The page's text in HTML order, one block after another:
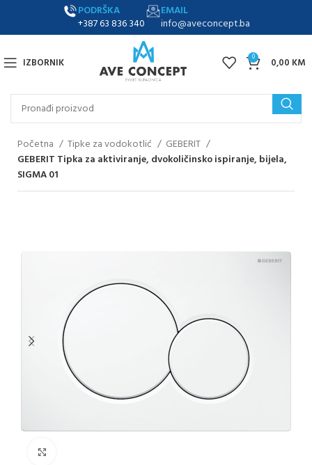
PODRŠKA
+387 63 836 340
EMAIL
info@aveconcept.ba
IZBORNIK 0 0,00 KM
Početna Tipke za vodokotlić
GEBERIT
GEBERIT Tipka za aktiviranje, dvokoličinsko ispiranje, bijela,
SIGMA 01